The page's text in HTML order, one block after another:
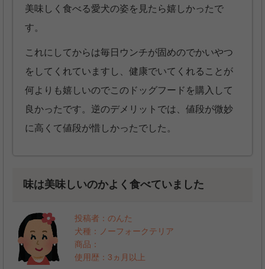
美味しく食べる愛犬の姿を見たら嬉しかったで
す。
これにしてからは毎日ウンチが固めのでかいやつ
をしてくれていますし、健康でいてくれることが
何よりも嬉しいのでこのドッグフードを購入して
良かったです。逆のデメリットでは、値段が微妙
に高くて値段が惜しかったでした。
味は美味しいのかよく食べていました
投稿者：のんた
犬種：ノーフォークテリア
商品：
使用歴：3ヵ月以上